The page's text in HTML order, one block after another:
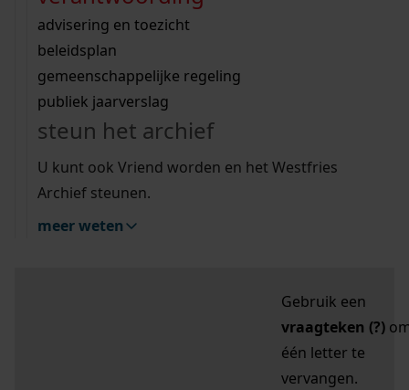
bouwvergunningen
omgevingsvergunningen
vergunningen
beeld en geluid
uitleg nodig?
Wij helpen u op weg met een aantal zoektips.
bekijk alle zoektips
Wij helpen u op weg met een aantal zoektips.
bekijk alle zoektips
bekijk ons geschiedenislokaal
advisering en toezicht
beleidsplan
gemeenschappelijke regeling
publiek jaarverslag
steun het archief
U kunt ook Vriend worden en het Westfries
Archief steunen.
meer weten
zoektips
Mijn Studiezaal (inloggen)
uw zoekopdracht te
Gebruik een
vraagteken (?)
één letter te
vervangen.